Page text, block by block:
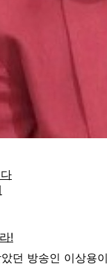
던 방송인 이상용